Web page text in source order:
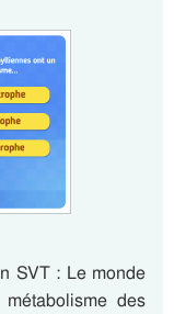
SVT : Le monde
des